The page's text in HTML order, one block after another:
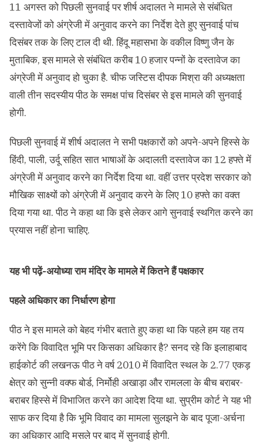
11 अगस्त को पिछली सुनवाई पर शीर्ष अदालत ने मामले से संबंधित
दस्तावेजों को अंग्रेजी में अनुवाद करने का निर्देश देते हुए सुनवाई पांच
दिसंबर तक के लिए टाल दी थी. हिंदू महासभा के वकील विष्णु जैन के
मुताबिक, इस मामले से संबंधित करीब 10 हजार पन्नों के दस्तावेज का
अंग्रेजी में अनुवाद हो चुका है. चीफ जस्टिस दीपक मिश्रा की अध्यक्षता
वाली तीन सदस्यीय पीठ के समक्ष पांच दिसंबर से इस मामले की सुनवाई
होगी.
पिछली सुनवाई में शीर्ष अदालत ने सभी पक्षकारों को अपने-अपने हिस्से के
हिंदी, पाली, उर्दू सहित सात भाषाओं के अदालती दस्तावेज का 12 हफ्ते में
अंग्रेजी में अनुवाद करने का निर्देश दिया था. वहीं उत्तर प्रदेश सरकार को
मौखिक साक्ष्यों को अंग्रेजी में अनुवाद करने के लिए 10 हफ्ते का वक्त
दिया गया था. पीठ ने कहा था कि इसे लेकर आगे सुनवाई स्थगित करने का
प्रयास नहीं होना चाहिए.
यह भी पढ़ें-अयोध्या राम मंदिर के मामले में कितने हैं पक्षकार
पहले अधिकार का निर्धारण होगा
पीठ ने इस मामले को बेहद गंभीर बताते हुए कहा था कि पहले हम यह तय
करेंगे कि विवादित भूमि पर किसका अधिकार है? सनद रहे कि इलाहाबाद
हाईकोर्ट की लखनऊ पीठ ने वर्ष 2010 में विवादित स्थल के 2.77 एकड़
क्षेत्र को सुन्नी वक्फ बोर्ड, निर्मोही अखाड़ा और रामलला के बीच बराबर-
बराबर हिस्से में विभाजित करने का आदेश दिया था. सुप्रीम कोर्ट ने यह भी
साफ कर दिया है कि भूमि विवाद का मामला सुलझने के बाद पूजा-अर्चना
का अधिकार आदि मसले पर बाद में सुनवाई होगी.